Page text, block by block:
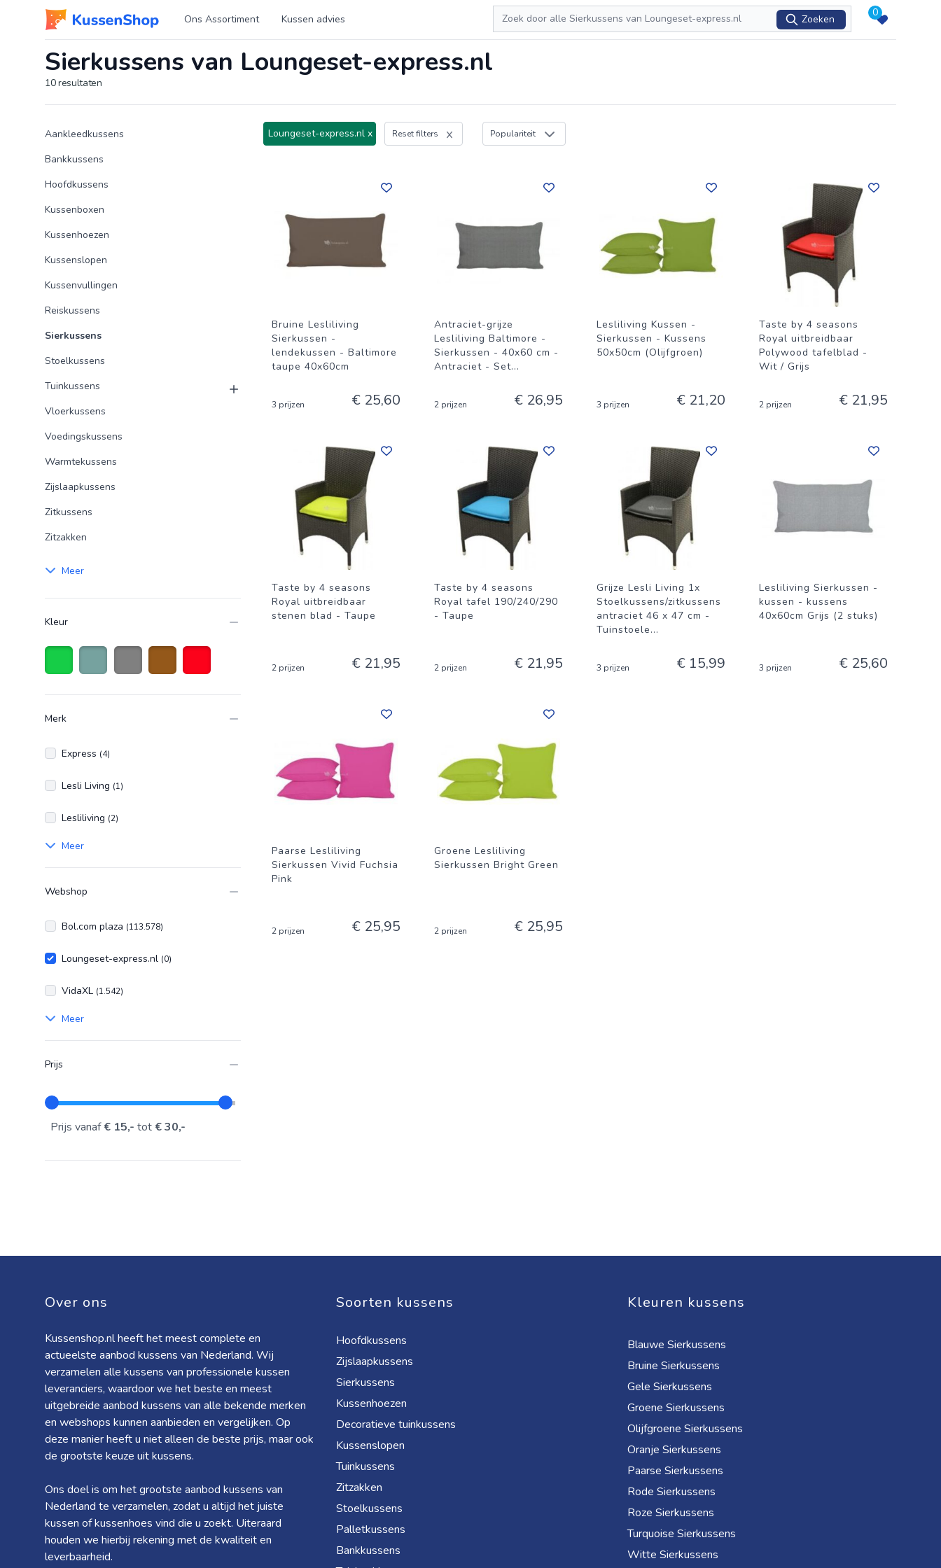
Logo www.kussenshop.nl Ons Assortiment Kussen advies
Zoeken
Zoeken
0
Sierkussens van Loungeset-express.nl
10resultaten
Producten
Product categorieën
Aankleedkussens
Bankkussens
Hoofdkussens
Kussenboxen
Kussenhoezen
Kussenslopen
Kussenvullingen
Reiskussens
Sierkussens
Stoelkussens
Tuinkussens
Vloerkussens
Voedingskussens
Warmtekussens
Zijslaapkussens
Zitkussens
Zitzakken
Meer
Kleur
Merk
Express (4)
Lesli Living (1)
Lesliliving (2)
Meer
Webshop
Bol.com plaza (113.578)
Loungeset-express.nl (0)
VidaXL (1.542)
Meer
Prijs
Prijs vanaf€ 15,- tot € 30,-
Loungeset-express.nl x Reset filters Populariteit
Bruine Lesliliving
Sierkussen -
lendekussen - Baltimore
taupe 40x60cm
3 prijzen € 25,60
Antraciet-grijze
Lesliliving Baltimore -
Sierkussen - 40x60 cm -
Antraciet - Set...
2 prijzen € 26,95
Lesliliving Kussen -
Sierkussen - Kussens
50x50cm (Olijfgroen)
3 prijzen € 21,20
Taste by 4 seasons
Royal uitbreidbaar
Polywood tafelblad -
Wit / Grijs
2 prijzen € 21,95
Taste by 4 seasons
Royal uitbreidbaar
stenen blad - Taupe
2 prijzen € 21,95
Taste by 4 seasons
Royal tafel 190/240/290
- Taupe
2 prijzen € 21,95
Grijze Lesli Living 1x
Stoelkussens/zitkussens
antraciet 46 x 47 cm -
Tuinstoele...
3 prijzen € 15,99
Lesliliving Sierkussen -
kussen - kussens
40x60cm Grijs (2 stuks)
3 prijzen € 25,60
Paarse Lesliliving
Sierkussen Vivid Fuchsia
Pink
2 prijzen € 25,95
Groene Lesliliving
Sierkussen Bright Green
2 prijzen € 25,95
Over ons
Kussenshop.nl heeft het meest complete en
actueelste aanbod kussens van Nederland. Wij
verzamelen alle kussens van professionele kussen
leveranciers, waardoor we het beste en meest
uitgebreide aanbod kussens van alle bekende merken
en webshops kunnen aanbieden en vergelijken. Op
deze manier heeft u niet alleen de beste prijs, maar ook
de grootste keuze uit kussens.
Ons doel is om het grootste aanbod kussens van
Nederland te verzamelen, zodat u altijd het juiste
kussen of kussenhoes vind die u zoekt. Uiteraard
houden we hierbij rekening met de kwaliteit en
leverbaarheid.
Soorten kussens
Hoofdkussens
Zijslaapkussens
Sierkussens
Kussenhoezen
Decoratieve tuinkussens
Kussenslopen
Tuinkussens
Zitzakken
Stoelkussens
Palletkussens
Bankkussens
Kleuren kussens
Blauwe Sierkussens
Bruine Sierkussens
Gele Sierkussens
Groene Sierkussens
Olijfgroene Sierkussens
Oranje Sierkussens
Paarse Sierkussens
Rode Sierkussens
Roze Sierkussens
Turquoise Sierkussens
Witte Sierkussens